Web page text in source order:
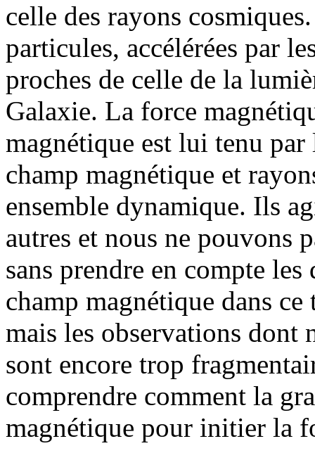
celle des rayons
particules, accélérées par
proches de celle de la
Galaxie. La force
magnétique est lui tenu
champ magnétique et
ensemble dynamique. Ils
autres et nous ne pouvons
sans prendre en compte
champ magnétique dans
mais les observations dont
sont encore trop
comprendre comment la
magnétique pour initier la